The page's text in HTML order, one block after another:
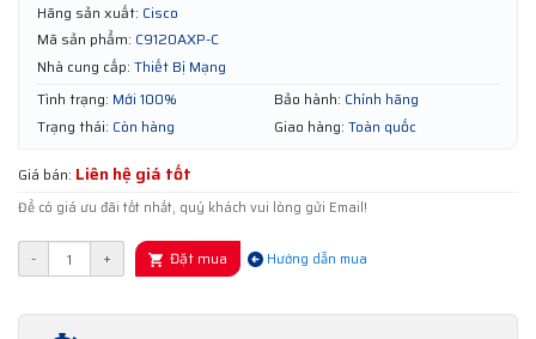
Hãng sản xuất: Cisco
Mã sản phẩm: C9120AXP-C
Nhà cung cấp: Thiết Bị Mạng
Tình trạng: Mới 100% Bảo hành: Chính hãng
Trạng thái: Còn hàng Giao hàng: Toàn quốc
Giá bán: Liên hệ giá tốt
Để có giá ưu đãi tốt nhất, quý khách vui lòng gửi Email!
- + Đặt mua Hướng dẫn mua